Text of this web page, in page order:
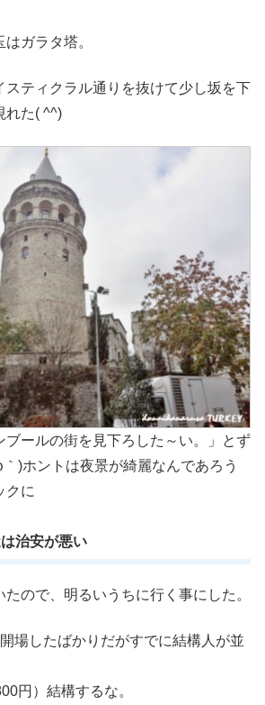
ガラタ塔。
スティクラル通りを抜けて少し坂を下
れた( ^^)
ブールの街を見下ろした～い。」とず
)ホントは夜景が綺麗なんであろう
クに
治安が悪い
ので、明るいうちに行く事にした。
場したばかりだがすでに結構人が並
円）結構するな。